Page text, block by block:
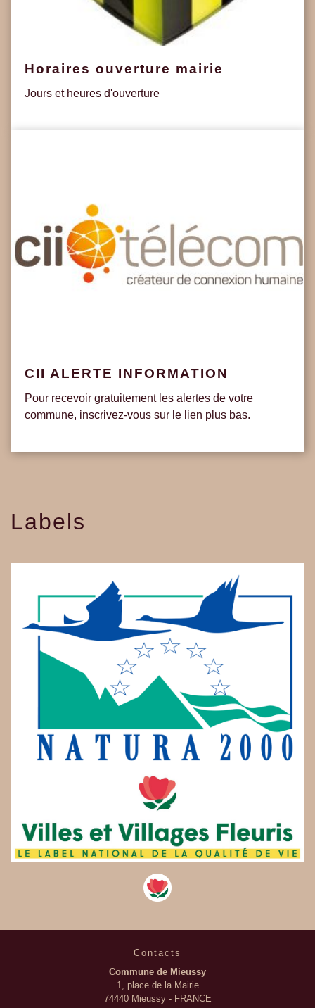
Horaires ouverture mairie
Jours et heures d'ouverture
CII ALERTE INFORMATION
Pour recevoir gratuitement les alertes de votre
commune, inscrivez-vous sur le lien plus bas.
Labels
Contacts
Commune de Mieussy
1, place de la Mairie
74440 Mieussy - FRANCE